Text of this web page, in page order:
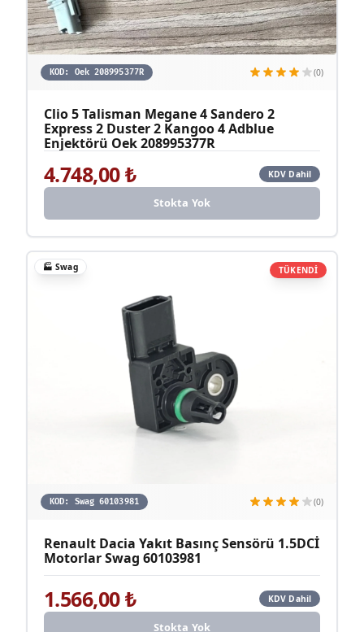
KOD: Oek 208995377R (0)
Clio 5 Talisman Megane 4 Sandero 2
Express 2 Duster 2 Kangoo 4 Adblue
Enjektörü Oek 208995377R
4.748,00₺ KDV Dahil
Stokta Yok
TÜKENDİ
🏭Swag
KOD: Swag 60103981 (0)
Renault Dacia Yakıt Basınç Sensörü 1.5DCİ
Motorlar Swag 60103981
1.566,00₺ KDV Dahil
Stokta Yok